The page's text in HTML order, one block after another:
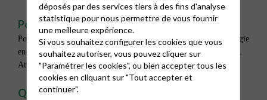
Pour qui ?
Pour tout adulte désireux de se former pour développer la pédagogie
en paroisse, en école ou collège, dans les hôpitaux ou en famille…
Attention, le nombre de places est limité !
Quand ?
déposés par des services tiers à des fins d'analyse
statistique pour nous permettre de vous fournir
une meilleure expérience.
Si vous souhaitez configurer les cookies que vous
souhaitez autoriser, vous pouvez cliquer sur
"Paramétrer les cookies", ou bien accepter tous les
cookies en cliquant sur "Tout accepter et
continuer".